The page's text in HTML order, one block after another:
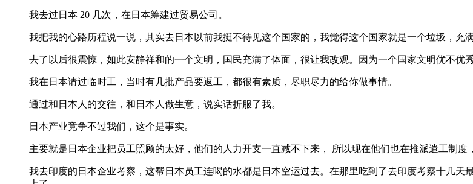
我去过日本 20 几次，在日本筹建过贸易公司。
我把我的心路历程说一说，其实去日本以前我挺不待见这个国家的，我觉得这个国家就是一个垃圾，充满
去了以后很震惊，如此安静祥和的一个文明，国民充满了体面，很让我改观。因为一个国家文明优不优
我在日本请过临时工，当时有几批产品要返工，都很有素质，尽职尽力的给你做事情。
通过和日本人的交往，和日本人做生意，说实话折服了我。
日本产业竞争不过我们，这个是事实。
主要就是日本企业把员工照顾的太好，他们的人力开支一直减不下来， 所以现在他们也在推派遣工制度
我去印度的日本企业考察，这帮日本员工连喝的水都是日本空运过去。在那里吃到了去印度考察十几